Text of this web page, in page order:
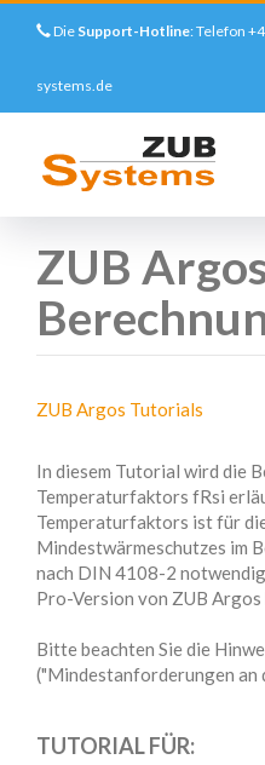
Direkt
Inhalt
Die Support-Hotline: Telefon
systems.de
Startseite
ZUB
CATEGORY
ZUB Argos Tutorials
In diesem Tutorial wird die
Temperaturfaktors fRsi
Temperaturfaktors ist für
Mindestwärmeschutzes im
nach DIN 4108-2
Pro-Version von ZUB
Bitte beachten Sie die
("Mindestanforderungen an
TUTORIAL FÜR: